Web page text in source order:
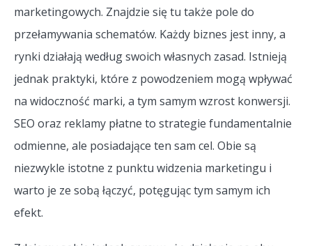
marketingowych. Znajdzie się tu także pole do
przełamywania schematów. Każdy biznes jest inny, a
rynki działają według swoich własnych zasad. Istnieją
jednak praktyki, które z powodzeniem mogą wpływać
na widoczność marki, a tym samym wzrost konwersji.
SEO oraz reklamy płatne to strategie fundamentalnie
odmienne, ale posiadające ten sam cel. Obie są
niezwykle istotne z punktu widzenia marketingu i
warto je ze sobą łączyć, potęgując tym samym ich
efekt.